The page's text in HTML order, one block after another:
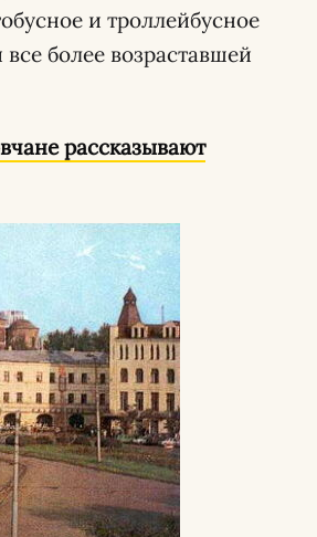
и троллейбусное
более возраставшей
рассказывают